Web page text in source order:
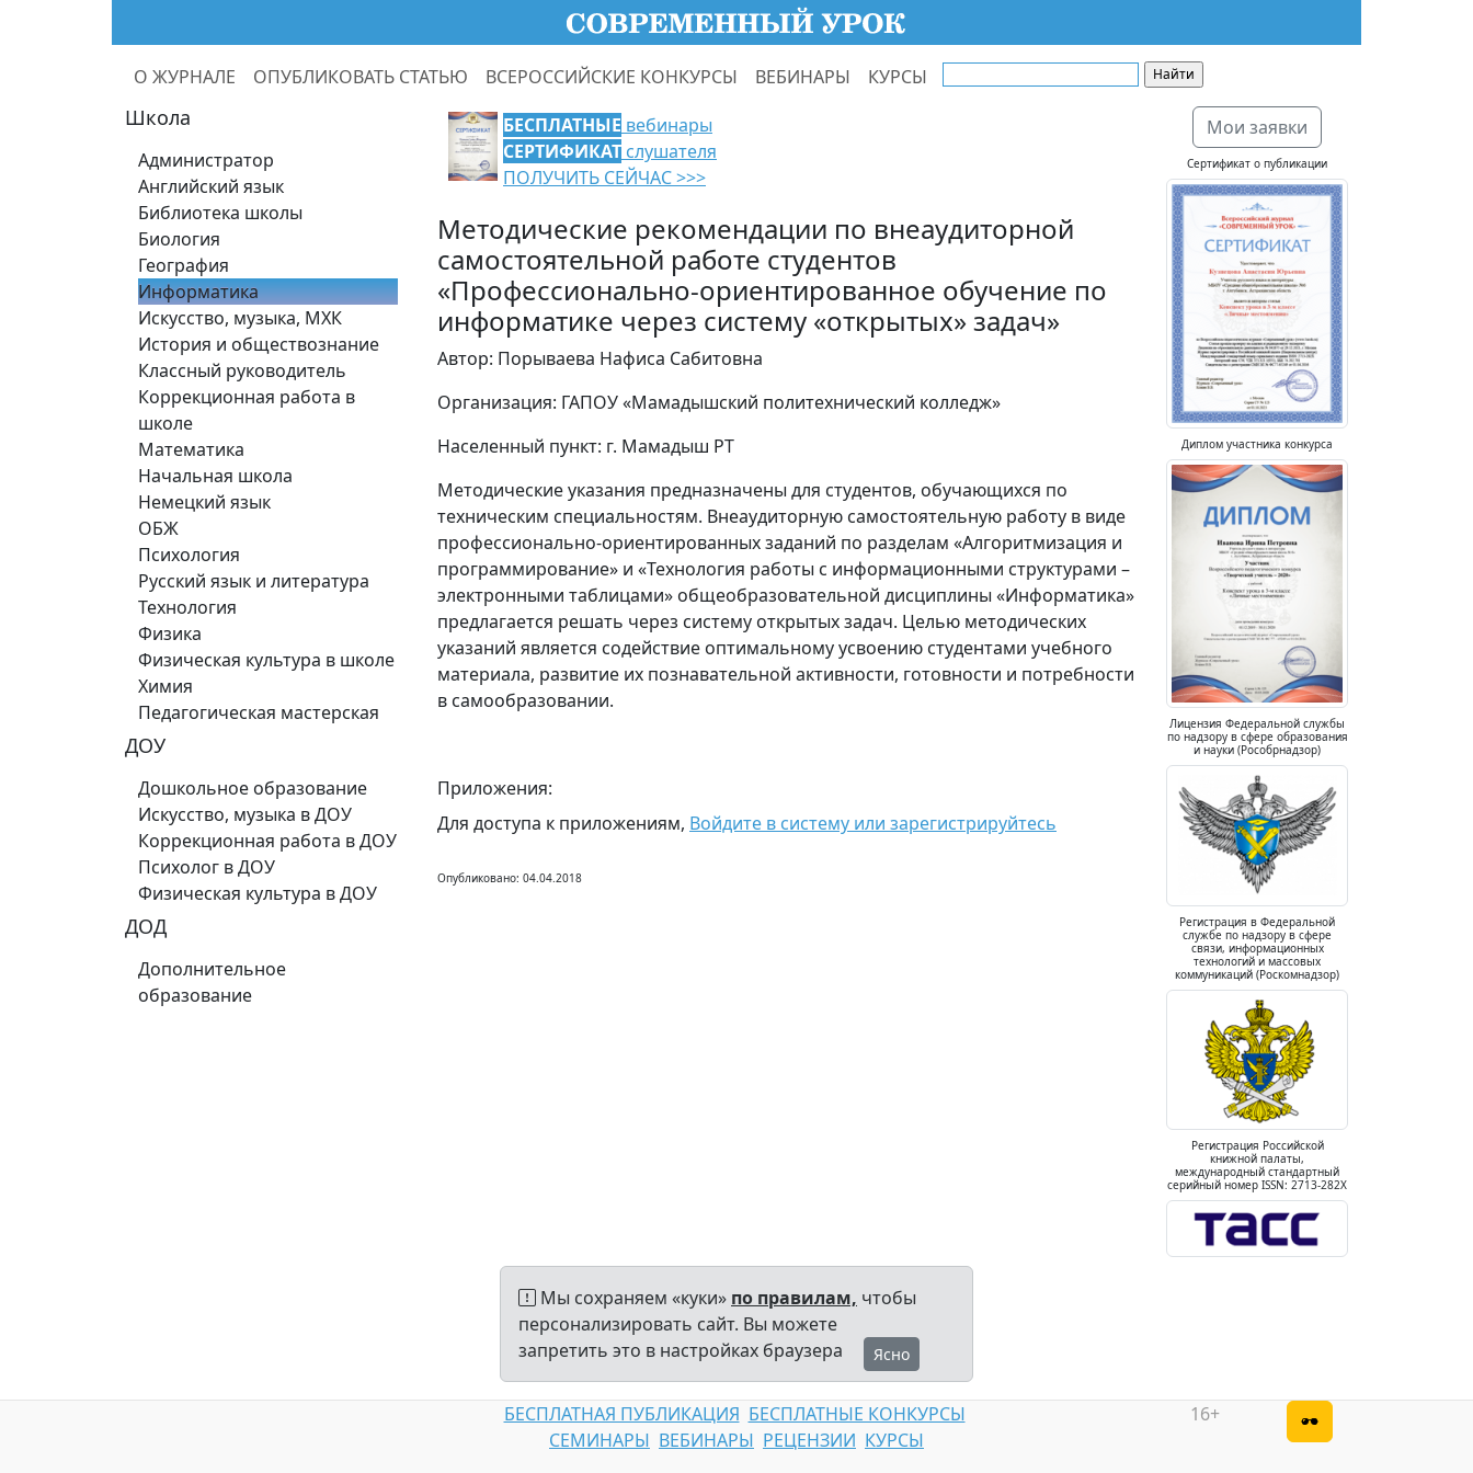
О ЖУРНАЛЕ ОПУБЛИКОВАТЬ СТАТЬЮ ВСЕРОССИЙСКИЕ КОНКУРСЫ ВЕБИНАРЫ КУРСЫ
Школа
Администратор
Английский язык
Библиотека школы
Биология
География
Информатика
Искусство, музыка, МХК
История и обществознание
Классный руководитель
Коррекционная работа в
школе
Математика
Начальная школа
Немецкий язык
ОБЖ
Психология
Русский язык и литература
Технология
Физика
Физическая культура в школе
Химия
Педагогическая мастерская
ДОУ
Дошкольное образование
Искусство, музыка в ДОУ
Коррекционная работа в ДОУ
Психолог в ДОУ
Физическая культура в ДОУ
ДОД
Дополнительное
образование
БЕСПЛАТНЫЕ вебинары
СЕРТИФИКАТ слушателя
ПОЛУЧИТЬ СЕЙЧАС >>>
Методические рекомендации по внеаудиторной
самостоятельной работе студентов
«Профессионально-ориентированное обучение по
информатике через систему «открытых» задач»
Автор: Порываева Нафиса Сабитовна
Организация: ГАПОУ «Мамадышский политехнический колледж»
Населенный пункт: г. Мамадыш РТ
Методические указания предназначены для студентов, обучающихся по
техническим специальностям. Внеаудиторную самостоятельную работу в виде
профессионально-ориентированных заданий по разделам «Алгоритмизация и
программирование» и «Технология работы с информационными структурами –
электронными таблицами» общеобразовательной дисциплины «Информатика»
предлагается решать через систему открытых задач. Целью методических
указаний является содействие оптимальному усвоению студентами учебного
материала, развитие их познавательной активности, готовности и потребности
в самообразовании.
Приложения:
Для доступа к приложениям, Войдите в систему или зарегистрируйтесь
Опубликовано: 04.04.2018
Мои заявки
Сертификат о публикации
Диплом участника конкурса
Лицензия Федеральной службы
по надзору в сфере образования
и науки (Рособрнадзор)
Регистрация в Федеральной
службе по надзору в сфере
связи, информационных
технологий и массовых
коммуникаций (Роскомнадзор)
Регистрация Российской
книжной палаты,
международный стандартный
серийный номер ISSN: 2713-282X
Мы сохраняем «куки» по правилам, чтобы
персонализировать сайт. Вы можете
запретить это в настройках браузера
Ясно
БЕСПЛАТНАЯ ПУБЛИКАЦИЯ БЕСПЛАТНЫЕ КОНКУРСЫ
СЕМИНАРЫ ВЕБИНАРЫ РЕЦЕНЗИИ КУРСЫ
16+